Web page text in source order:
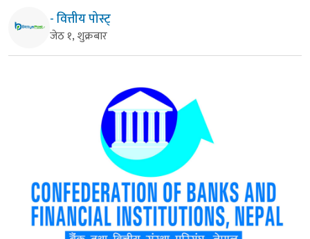
- वित्तीय पोस्ट्
जेठ १, शुक्रबार